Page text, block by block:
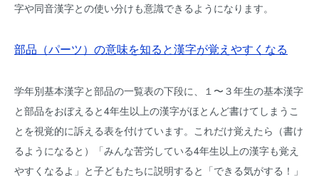
字や同音漢字との使い分けも意識できるようになります。
部品（パーツ）の意味を知ると漢字が覚えやすくなる
学年別基本漢字と部品の一覧表の下段に、１〜３年生の基本漢字
と部品をおぼえると4年生以上の漢字がほとんど書けてしまうこ
とを視覚的に訴える表を付けています。これだけ覚えたら（書け
るようになると）「みんな苦労している4年生以上の漢字も覚え
やすくなるよ」と子どもたちに説明すると「できる気がする！」